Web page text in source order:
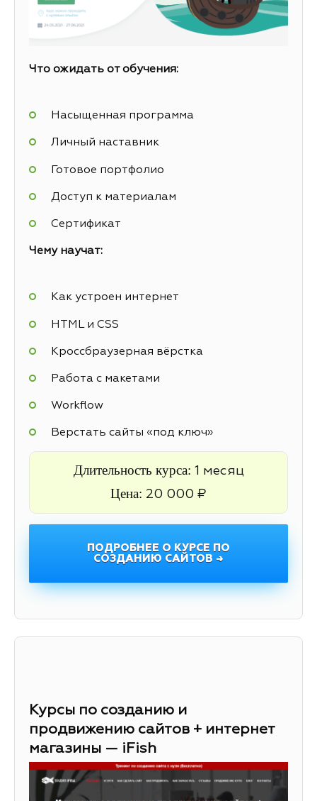
Что ожидать от обучения:
Насыщенная программа
Личный наставник
Готовое портфолио
Доступ к материалам
Сертификат
Чему научат:
Как устроен интернет
HTML и CSS
Кроссбраузерная вёрстка
Работа с макетами
Workflow
Верстать сайты «под ключ»
Длительность курса: 1 месяц
Цена: 20 000 ₽
ПОДРОБНЕЕ О КУРСЕ ПО
СОЗДАНИЮ САЙТОВ →
Курсы по созданию и
продвижению сайтов + интернет
магазины — iFish